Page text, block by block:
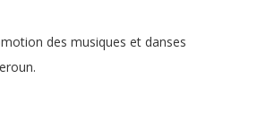
des musiques et danses